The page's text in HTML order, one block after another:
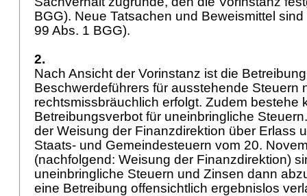
BGG). Neue Tatsachen und Beweismittel
99 Abs. 1 BGG).
2.
Nach Ansicht der Vorinstanz ist die
Beschwerdeführers für ausstehende Steuern
rechtsmissbräuchlich erfolgt. Zudem bestehe
Betreibungsverbot für uneinbringliche
der Weisung der Finanzdirektion über Erlass
Staats- und Gemeindesteuern vom 20.
(nachfolgend: Weisung der Finanzdirektion)
uneinbringliche Steuern und Zinsen dann
eine Betreibung offensichtlich ergebnislos